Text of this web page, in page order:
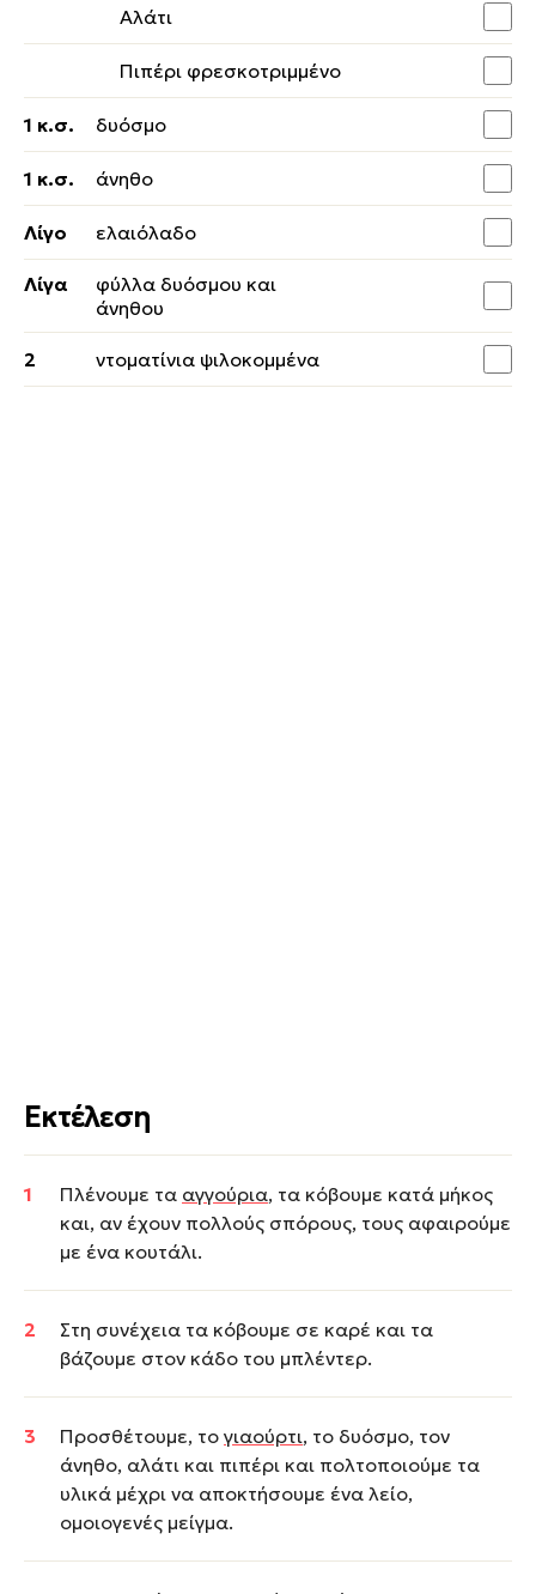
Αλάτι
Πιπέρι φρεσκοτριμμένο
1 κ.σ. δυόσμο
1 κ.σ. άνηθο
Λίγο ελαιόλαδο
Λίγα
φύλλα δυόσμου και
άνηθου
2 ντοματίνια ψιλοκομμένα
Εκτέλεση
Πλένουμε τα αγγούρια, τα κόβουμε κατά μήκος
και, αν έχουν πολλούς σπόρους, τους αφαιρούμε
με ένα κουτάλι.
Στη συνέχεια τα κόβουμε σε καρέ και τα
βάζουμε στον κάδο του μπλέντερ.
Προσθέτουμε, το γιαούρτι, το δυόσμο, τον
άνηθο, αλάτι και πιπέρι και πολτοποιούμε τα
υλικά μέχρι να αποκτήσουμε ένα λείο,
ομοιογενές μείγμα.